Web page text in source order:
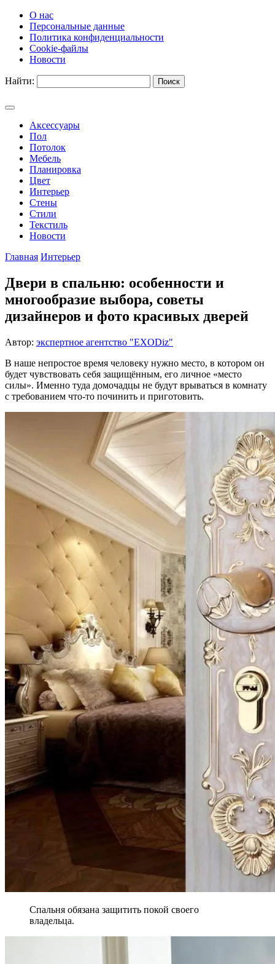
О нас
Персональные данные
Политика конфиденциальности
Cookie-файлы
Новости
Найти:
Аксессуары
Пол
Потолок
Мебель
Планировка
Цвет
Интерьер
Стены
Стили
Текстиль
Новости
Главная Интерьер
Двери в спальню: особенности и
многообразие выбора, советы
дизайнеров и фото красивых дверей
Автор: экспертное агентство "EXODiz"
В наше непростое время человеку нужно место, в котором он
будет чувствовать себя защищённым, его личное «место
силы». Именно туда домочадцы не будут врываться в комнату
с требованием что-то починить и приготовить.
Спальня обязана защитить покой своего
владельца.